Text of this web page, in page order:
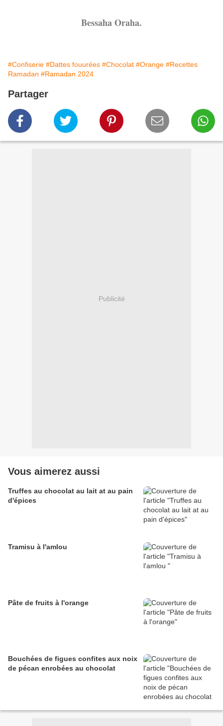
Bessaha Oraha.
#Confiserie #Dattes fouurées #Chocolat #Orange #Recettes
Ramadan #Ramadan 2024
Partager
Publicité
Vous aimerez aussi
Truffes au chocolat au lait at au pain
d'épices
Tramisu à l'amlou
Pâte de fruits à l'orange
Bouchées de figues confites aux noix
de pécan enrobées au chocolat